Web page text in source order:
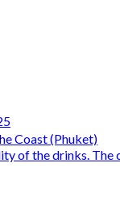
Coast (Phuket)
of the drinks.